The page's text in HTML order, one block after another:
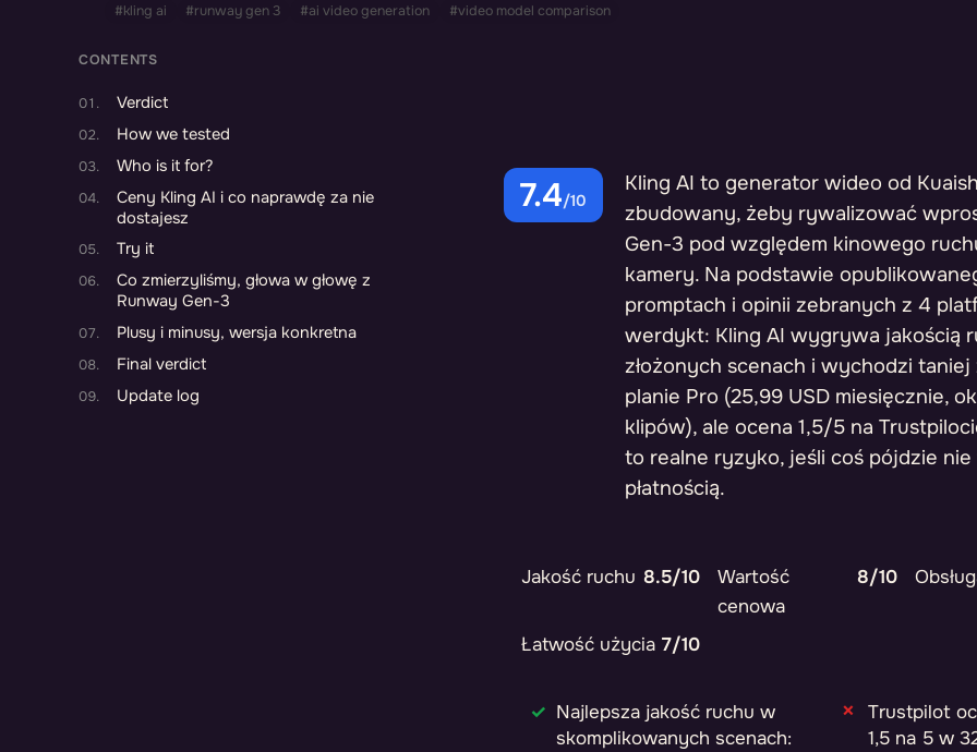
#kling ai #runway gen 3 #ai video generation #video model comparison
CONTENTS
Verdict
How we tested
Who is it for?
Ceny Kling AI i co naprawdę za nie
dostajesz
Try it
Co zmierzyliśmy, głowa w głowę z
Runway Gen-3
Plusy i minusy, wersja konkretna
Final verdict
Update log
7.4/10
Kling AI to generator wideo od
zbudowany, żeby rywalizować
Gen-3 pod względem kinowego
kamery. Na podstawie
promptach i opinii zebranych z 4
werdykt: Kling AI wygrywa jakością
złożonych scenach i wychodzi taniej
planie Pro (25,99 USD miesięcznie,
klipów), ale ocena 1,5/5 na
to realne ryzyko, jeśli coś pójdzie nie
płatnością.
Jakość ruchu 8.5/10
Wartość
cenowa
8/10
Łatwość użycia 7/10
Najlepsza jakość ruchu w
skomplikowanych scenach:
Trustpilot
1,5 na 5 w